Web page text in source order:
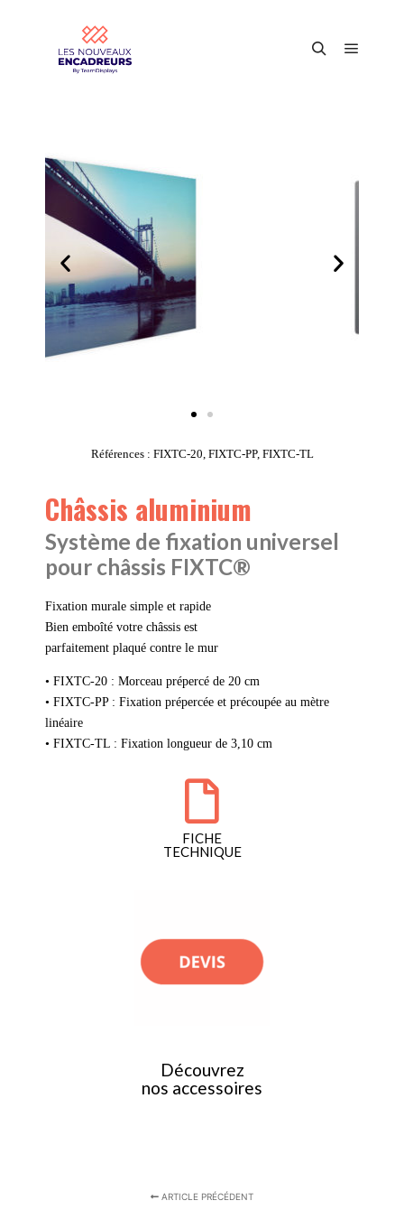
Références : FIXTC-20, FIXTC-PP, FIXTC-TL
Châssis aluminium
Système de fixation universel
pour châssis FIXTC®
Fixation murale simple et rapide
Bien emboîté votre châssis est
parfaitement plaqué contre le mur
• FIXTC-20 : Morceau prépercé de 20 cm
• FIXTC-PP : Fixation prépercée et précoupée au mètre
linéaire
• FIXTC-TL : Fixation longueur de 3,10 cm
FICHE
TECHNIQUE
Découvrez
nos accessoires
ARTICLE PRÉCÉDENT